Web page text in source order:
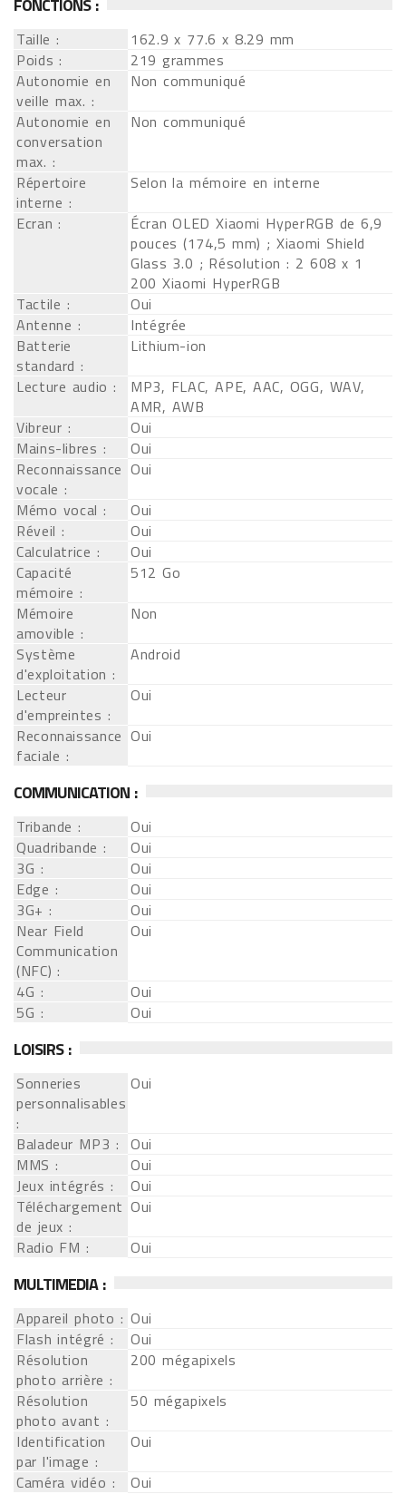
FONCTIONS :
Taille :
162.9 x 77.6 x 8.29 mm
Poids :
219 grammes
Autonomie en
veille max. :
Non communiqué
Autonomie en
conversation
max. :
Non communiqué
Répertoire
interne :
Selon la mémoire en interne
Ecran :
Écran OLED Xiaomi HyperRGB de 6,9
pouces (174,5 mm) ; Xiaomi Shield
Glass 3.0 ; Résolution : 2 608 x 1
200 Xiaomi HyperRGB
Tactile :
Oui
Antenne :
Intégrée
Batterie
standard :
Lithium-ion
Lecture audio :
MP3, FLAC, APE, AAC, OGG, WAV,
AMR, AWB
Vibreur :
Oui
Mains-libres :
Oui
Reconnaissance
vocale :
Oui
Mémo vocal :
Oui
Réveil :
Oui
Calculatrice :
Oui
Capacité
mémoire :
512 Go
Mémoire
amovible :
Non
Système
d'exploitation :
Android
Lecteur
d'empreintes :
Oui
Reconnaissance
faciale :
Oui
COMMUNICATION :
Tribande :
Oui
Quadribande :
Oui
3G :
Oui
Edge :
Oui
3G+ :
Oui
Near Field
Communication
(NFC) :
Oui
4G :
Oui
5G :
Oui
LOISIRS :
Sonneries
personnalisables
:
Oui
Baladeur MP3 : Oui
MMS :
Oui
Jeux intégrés :
Oui
Téléchargement
de jeux :
Oui
Radio FM :
Oui
MULTIMEDIA :
Appareil photo : Oui
Flash intégré :
Oui
Résolution
photo arrière :
200 mégapixels
Résolution
photo avant :
50 mégapixels
Identification
par l'image :
Oui
Caméra vidéo :
Oui